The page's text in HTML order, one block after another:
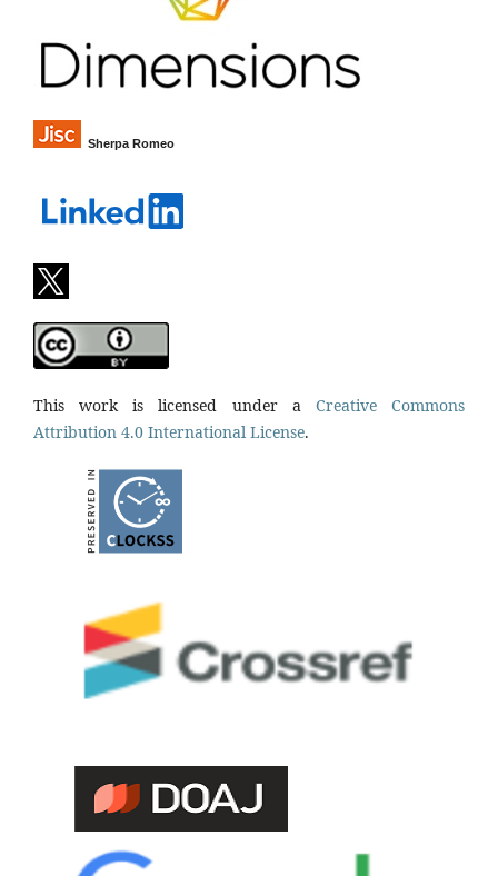
Sherpa Romeo
This work is licensed under a Creative Commons
Attribution 4.0 International License.